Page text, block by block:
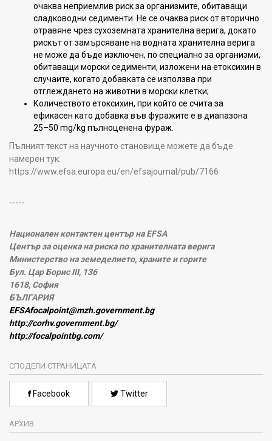
очаква неприемлив риск за организмите, обитаващи
сладководни седименти. Не се очаква риск от вторично
отравяне чрез сухоземната хранителна верига, докато
рискът от замърсяване на водната хранителна верига
не може да бъде изключен, по специално за организми,
обитаващи морски седименти, изложени на етоксихин в
случаите, когато добавката се използва при
отглеждането на животни в морски клетки;
Количеството етоксихин, при който се счита за
ефикасен като добавка във фуражите е в диапазона
25–50 mg/kg пълноценена фураж.
Пълният текст на научното становище можете да бъде
намерен тук:
https://www.efsa.europa.eu/en/efsajournal/pub/7166
-----
Национален контактен център на EFSA
Център за оценка на риска по хранителната верига
Министерство на земеделието, храните и горите
Бул. Цар Борис III, 136
1618, София
БЪЛГАРИЯ
EFSAfocalpoint@mzh.government.bg
http://corhv.government.bg/
http://focalpointbg.com/
СПОДЕЛИ СТРАНИЦАТА
Facebook Twitter
АРХИВ